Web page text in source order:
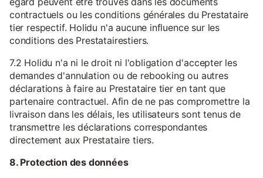
contractuels ou les conditions générales du Prestataire
tier respectif. Holidu n'a aucune influence sur les
conditions des Prestatairestiers.
7.2 Holidu n'a ni le droit ni l'obligation d'accepter les
demandes d'annulation ou de rebooking ou autres
déclarations à faire au Prestataire tier en tant que
partenaire contractuel. Afin de ne pas compromettre la
livraison dans les délais, les utilisateurs sont tenus de
transmettre les déclarations correspondantes
directement aux Prestataire tiers.
8. Protection des données